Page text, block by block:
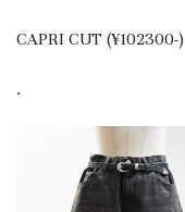
CAPRI CUT (¥102300-)
.